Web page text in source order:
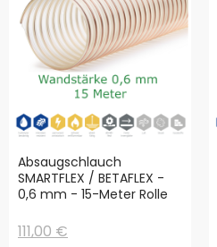
Absaugschlauch
SMARTFLEX / BETAFLEX -
0,6 mm - 15-Meter Rolle
111,00 €